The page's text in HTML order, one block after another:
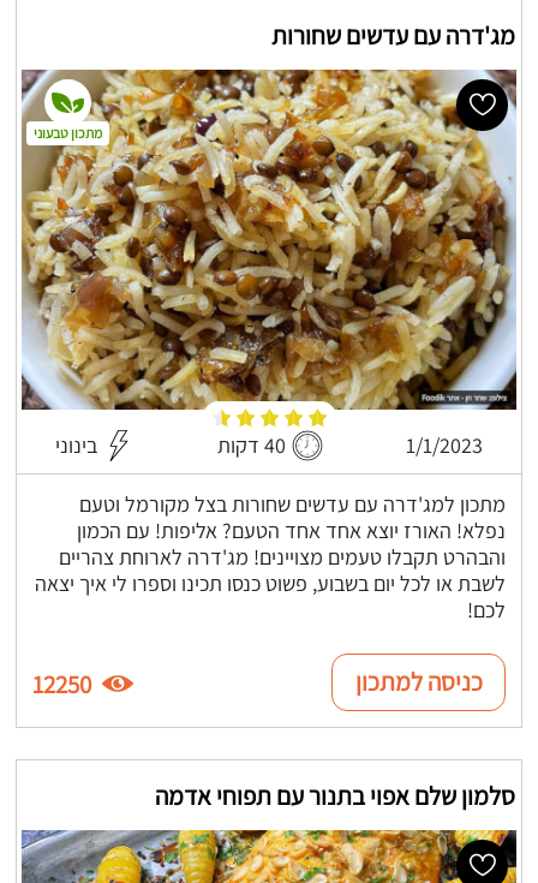
מג'דרה עם עדשים שחורות
1/1/2023 40 דקות בינוני
מתכון למג'דרה עם עדשים שחורות בצל מקורמל וטעם
נפלא! האורז יוצא אחד אחד הטעם? אליפות! עם הכמון
והבהרט תקבלו טעמים מצויינים! מג'דרה לארוחת צהריים
לשבת או לכל יום בשבוע, פשוט כנסו תכינו וספרו לי איך יצאה
לכם!
מתכון טבעוני
כניסה למתכון 12250
סלמון שלם אפוי בתנור עם תפוחי אדמה